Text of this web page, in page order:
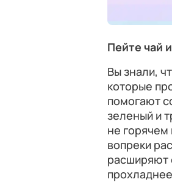
Пейте чай
Вы знали,
которые
помогают
зеленый и
не горячем
вопреки
расширяют